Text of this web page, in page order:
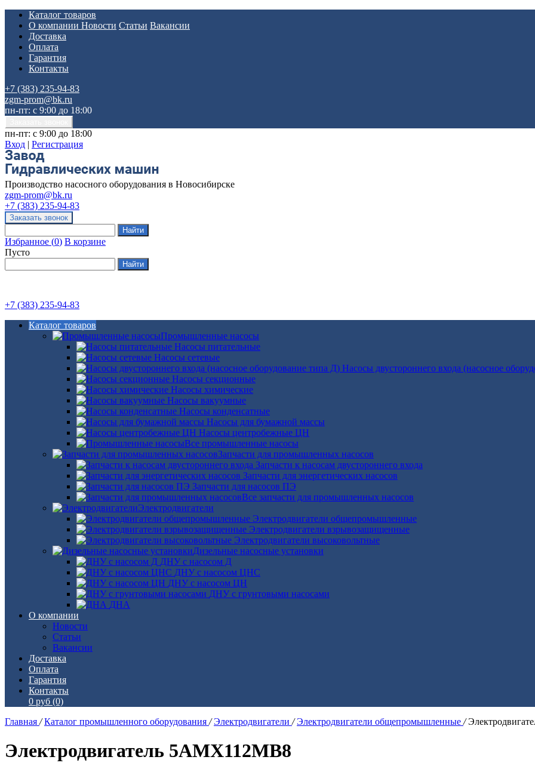
Каталог товаров
О компании Новости Статьи Вакансии
Доставка
Оплата
Гарантия
Контакты
+7 (383) 235-94-83
zgm-prom@bk.ru
пн-пт: с 9:00 до 18:00
пн-пт: с 9:00 до 18:00
Вход | Регистрация
Производство насосного оборудования в Новосибирске
zgm-prom@bk.ru
+7 (383) 235-94-83
Избранное (0) В корзине
Пусто
+7 (383) 235-94-83
Каталог товаров
Промышленные насосы
Насосы питательные
Насосы сетевые
Насосы двустороннего входа (насосное
Насосы секционные
Насосы химические
Насосы вакуумные
Насосы конденсатные
Насосы для бумажной массы
Насосы центробежные ЦН
Все промышленные насосы
Запчасти для промышленных насосов
Запчасти к насосам двустороннего входа
Запчасти для энергетических насосов
Запчасти для насосов ПЭ
Все запчасти для промышленных насосов
Электродвигатели
Электродвигатели общепромышленные
Электродвигатели взрывозащищенные
Электродвигатели высоковольтные
Дизельные насосные установки
ДНУ с насосом Д
ДНУ с насосом ЦНС
ДНУ с насосом ЦН
ДНУ с грунтовыми насосами
ДНА
О компании
Новости
Статьи
Вакансии
Доставка
Оплата
Гарантия
Контакты
0 руб (0)
Главная / Каталог промышленного оборудования / Электродвигатели / Электродвигатели общепромышленные /
Электродвигатель 5АМХ112МВ8